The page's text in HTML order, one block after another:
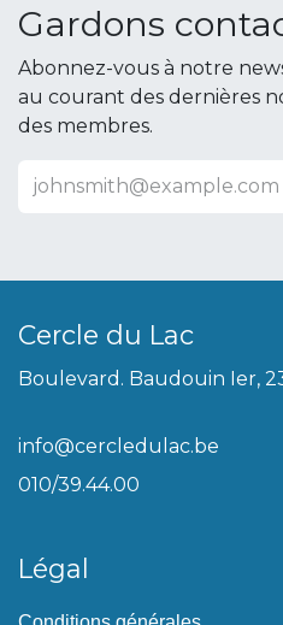
Gardons
Abonnez-vous à notre
au courant des dernières
des membres.
Cercle du Lac
Boulevard. Baudouin Ier,
info@cercledulac.be
010/39.44.00
Légal